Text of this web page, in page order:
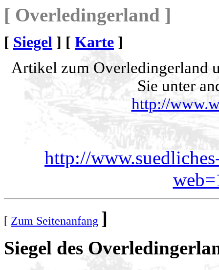
[ Overledingerland ]
[ Siegel ] [ Karte ]
Artikel zum Overledingerland
Sie unter
http://
http://
[ Zum Seitenanfang ]
Siegel des